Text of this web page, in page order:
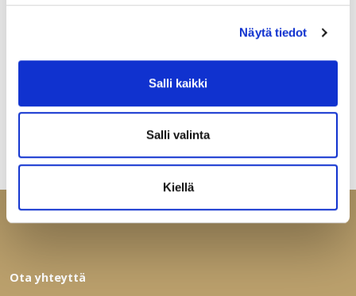
Näytä tiedot
Salli kaikki
Salli valinta
Kiellä
Ota yhteyttä